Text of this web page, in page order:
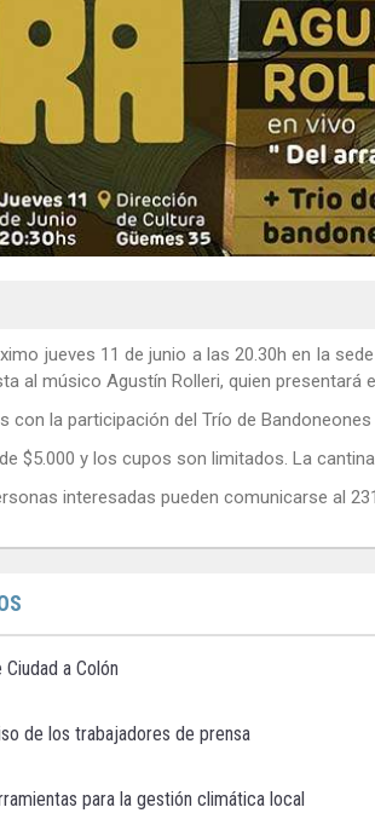
jueves 11 de junio a las 20.30h en la
al músico Agustín Rolleri, quien presentará
con la participación del Trío de
$5.000 y los cupos son limitados. La
interesadas pueden comunicarse al
a Colón
de los trabajadores de prensa
para la gestión climática local